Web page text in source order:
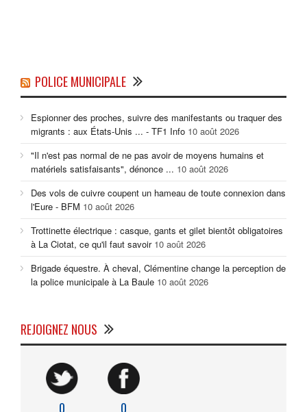
POLICE MUNICIPALE
Espionner des proches, suivre des manifestants ou traquer des
migrants : aux États-Unis ... - TF1 Info 10 août 2026
"Il n'est pas normal de ne pas avoir de moyens humains et
matériels satisfaisants", dénonce ... 10 août 2026
Des vols de cuivre coupent un hameau de toute connexion dans
l'Eure - BFM 10 août 2026
Trottinette électrique : casque, gants et gilet bientôt obligatoires
à La Ciotat, ce qu'il faut savoir 10 août 2026
Brigade équestre. À cheval, Clémentine change la perception de
la police municipale à La Baule 10 août 2026
REJOIGNEZ NOUS
0 0